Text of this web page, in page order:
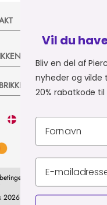
2026
20% på dit
univers, og
på e-mail, så
næste køb 💞